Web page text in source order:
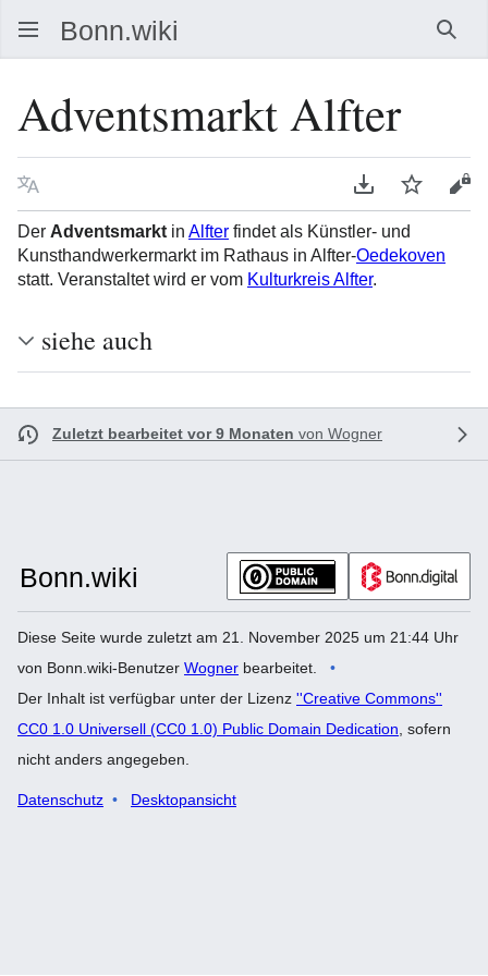
Adventsmarkt Alfter
Sprache PDF
Der Adventsmarkt in Alfter findet als Künstler- und
Kunsthandwerkermarkt im Rathaus in Alfter-Oedekoven
statt. Veranstaltet wird er vom Kulturkreis Alfter.
siehe auch
Zuletzt bearbeitet vor 9 Monaten von Wogner
Diese Seite wurde zuletzt am 21. November 2025 um 21:44 Uhr
von Bonn.wiki-Benutzer Wogner bearbeitet.
Der Inhalt ist verfügbar unter der Lizenz ''Creative Commons''
CC0 1.0 Universell (CC0 1.0) Public Domain Dedication , sofern
nicht anders angegeben.
Datenschutz Desktopansicht